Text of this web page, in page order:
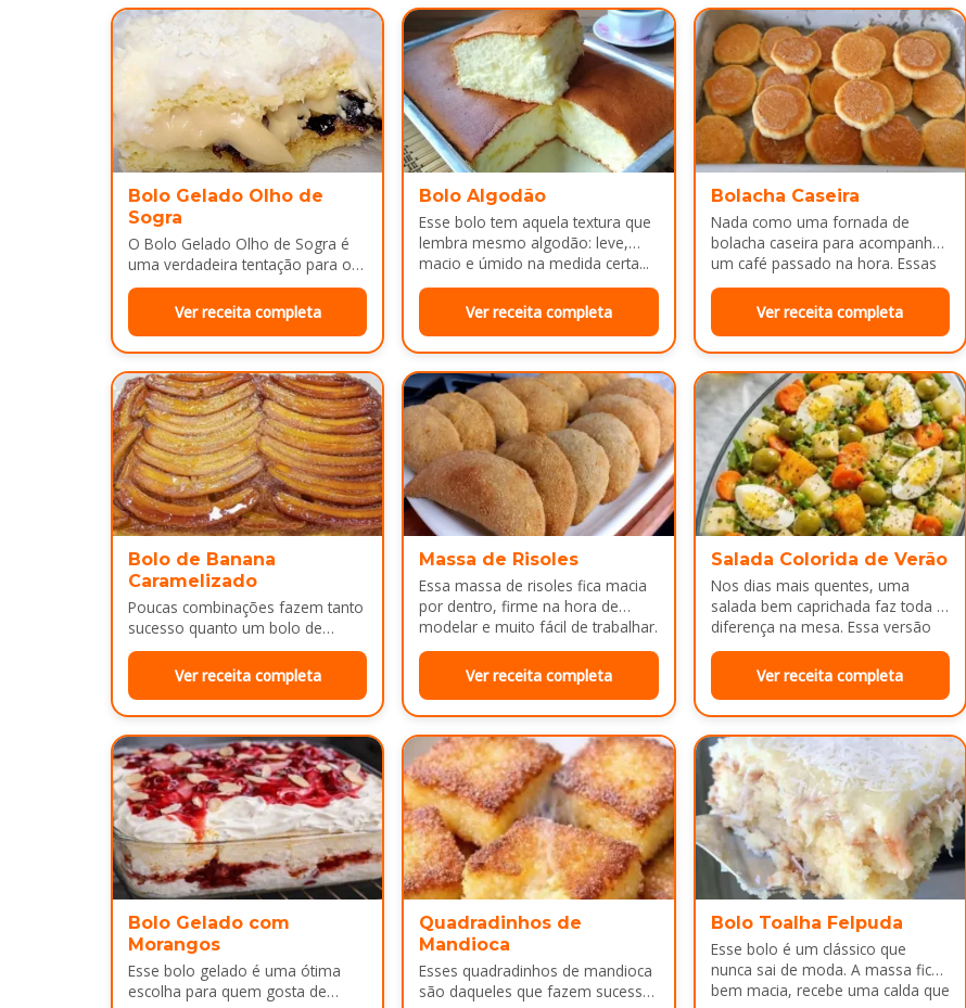
Bolo Gelado Olho de
Sogra
O Bolo Gelado Olho de Sogra é
uma verdadeira tentação para os
amantes de sobremesas
refrescantes e cheias de sabor...
Ver receita completa
Bolo Algodão
Esse bolo tem aquela textura que
lembra mesmo algodão: leve,
macio e úmido na medida certa...
Ver receita completa
Bolacha Caseira
Nada como uma fornada de
bolacha caseira para acompanhar
um café passado na hora. Essas
bolachinhas ficam levemente
douradas por…
Ver receita completa
Bolo de Banana
Caramelizado
Poucas combinações fazem tanto
sucesso quanto um bolo de
banana com uma calda
douradinha por cima. Enquanto
assa, aquele cheirinho…
Ver receita completa
Massa de Risoles
Essa massa de risoles fica macia
por dentro, firme na hora de
modelar e muito fácil de trabalhar.
É uma…
Ver receita completa
Salada Colorida de Verão
Nos dias mais quentes, uma
salada bem caprichada faz toda a
diferença na mesa. Essa versão
colorida reúne legumes cozidos…
Ver receita completa
Bolo Gelado com
Morangos
Esse bolo gelado é uma ótima
escolha para quem gosta de
Quadradinhos de
Mandioca
Esses quadradinhos de mandioca
são daqueles que fazem sucesso
Bolo Toalha Felpuda
Esse bolo é um clássico que
nunca sai de moda. A massa fica
bem macia, recebe uma calda que